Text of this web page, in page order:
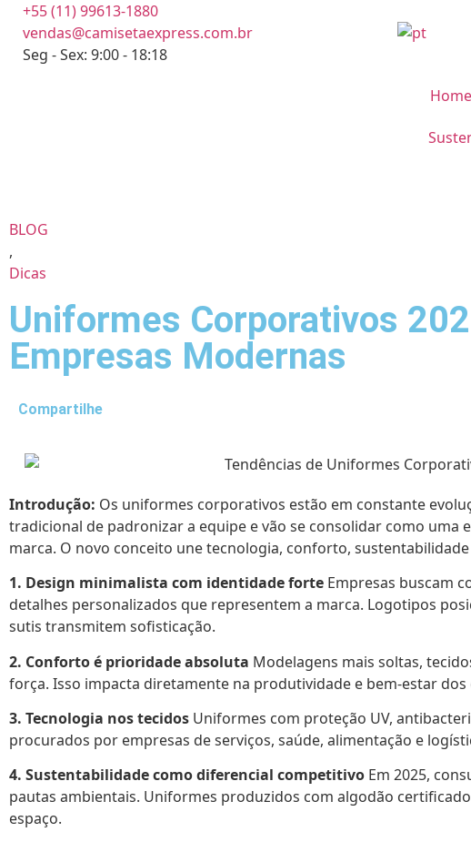
+55 (11) 99613-1880
vendas@camisetaexpress.com.br
Seg - Sex: 9:00 - 18:18
Home
BLOG
,
Dicas
Uniformes Corporativos
Empresas Modernas
Compartilhe
Introdução: Os uniformes corporativos estão em constante
tradicional de padronizar a equipe e vão se consolidar como uma
marca. O novo conceito une tecnologia, conforto,
1. Design minimalista com identidade forte Empresas buscam
detalhes personalizados que representem a marca. Logotipos
sutis transmitem sofisticação.
2. Conforto é prioridade absoluta Modelagens mais soltas,
força. Isso impacta diretamente na produtividade e bem-estar
3. Tecnologia nos tecidos Uniformes com proteção UV,
procurados por empresas de serviços, saúde, alimentação e
4. Sustentabilidade como diferencial competitivo Em 2025,
pautas ambientais. Uniformes produzidos com algodão
espaço.